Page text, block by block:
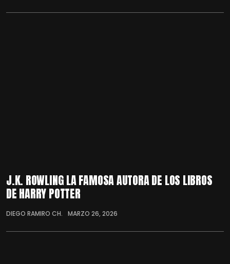
J.K. ROWLING LA FAMOSA AUTORA DE LOS LIBROS
DE HARRY POTTER
DIEGO RAMIRO CH. MARZO 26, 2026